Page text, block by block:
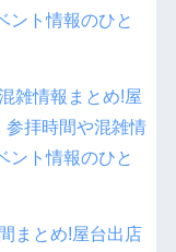
ント情報のひと
雑情報まとめ!屋
参拝時間や混雑情
ント情報のひと
まとめ!屋台出店